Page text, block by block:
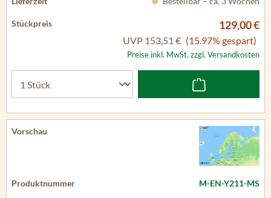
129,00 €
UVP 153,51 € (15.97% gespart)
Preise inkl. MwSt. zzgl. Versandkosten
M-EN-Y211-MS